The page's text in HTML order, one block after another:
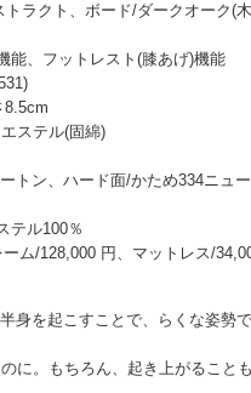
ラクト、ボード/ダークオーク(
能、フットレスト(膝あげ)機能
8.5cm
ステル(固綿)
トン、ハード面/かため334ニュ
テル100％
ム/128,000 円、マットレス/
身を起こすことで、らくな姿
に。もちろん、起き上がるこ